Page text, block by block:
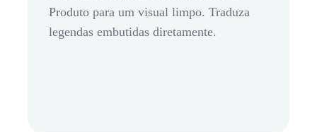
Produto para um visual limpo. Traduza
legendas embutidas diretamente.